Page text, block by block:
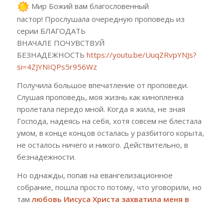
Мир Божий вам благословенный
пастор! Прослушала очередную проповедь из
серии БЛАГОДАТЬ
ВНАЧАЛЕ ПОЧУВСТВУЙ
БЕЗНАДЕЖНОСТЬ https://youtu.be/UuqZRvpYNJs?
si=4ZJYNIQPs5r956Wz
Получила большое впечатление от проповеди.
Слушая проповедь, моя жизнь как кинопленка
пролетала передо мной. Когда я жила, не зная
Господа, надеясь на себя, хотя совсем не блестала
умом, в конце концов осталась у разбитого корыта,
не осталось ничего и никого. Действительно, в
безнадежности.
Но однажды, попав на евангелизационное
собрание, пошла просто потому, что уговорили, но
тамлюбовь Иисуса Христа захватила меня в